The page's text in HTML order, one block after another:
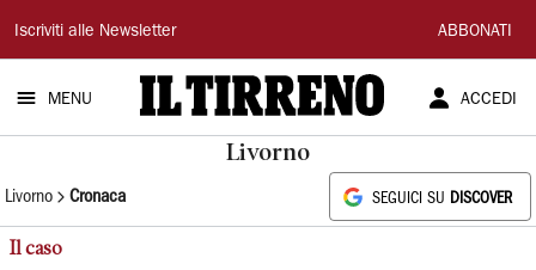
Il
Tirreno
Iscriviti alle Newsletter ABBONATI
MENU ACCEDI
Livorno
Livorno Cronaca SEGUICI SU DISCOVER
Il caso